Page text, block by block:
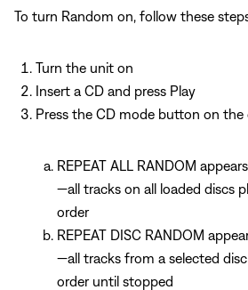
To turn Random on, follow these
Turn the unit on
Insert a CD and press Play
Press the CD mode button on
REPEAT ALL RANDOM
—all tracks on all loaded discs
order
REPEAT DISC RANDOM
—all tracks from a selected
order until stopped